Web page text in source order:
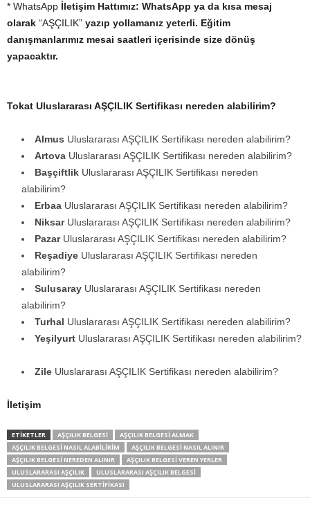
* WhatsApp İletişim Hattımız: WhatsApp ya da kısa mesaj
olarak “AŞÇILIK” yazıp yollamanız yeterli. Eğitim
danışmanlarımız mesai saatleri içerisinde size dönüş
yapacaktır.
Tokat Uluslararası AŞÇILIK Sertifikası nereden alabilirim?
Almus Uluslararası AŞÇILIK Sertifikası nereden alabilirim?
Artova Uluslararası AŞÇILIK Sertifikası nereden alabilirim?
Başçiftlik Uluslararası AŞÇILIK Sertifikası nereden
alabilirim?
Erbaa Uluslararası AŞÇILIK Sertifikası nereden alabilirim?
Niksar Uluslararası AŞÇILIK Sertifikası nereden alabilirim?
Pazar Uluslararası AŞÇILIK Sertifikası nereden alabilirim?
Reşadiye Uluslararası AŞÇILIK Sertifikası nereden
alabilirim?
Sulusaray Uluslararası AŞÇILIK Sertifikası nereden
alabilirim?
Turhal Uluslararası AŞÇILIK Sertifikası nereden alabilirim?
Yeşilyurt Uluslararası AŞÇILIK Sertifikası nereden alabilirim?
Zile Uluslararası AŞÇILIK Sertifikası nereden alabilirim?
İletişim
ETİKETLER AŞÇILIK BELGESI
AŞÇILIK BELGESI ALMAK
AŞÇILIK BELGESI NASIL ALABILIRIM
AŞÇILIK BELGESI NASIL ALINIR
AŞÇILIK BELGESI NEREDEN ALINIR
AŞÇILIK BELGESI VEREN YERLER
ULUSLARARASI AŞÇILIK
ULUSLARARASI AŞÇILIK BELGESI
ULUSLARARASI AŞÇILIK SERTIFIKASI